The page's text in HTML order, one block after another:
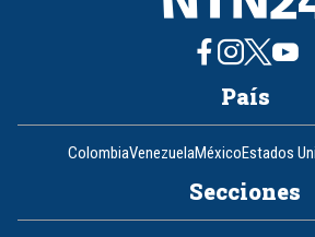
País
ColombiaVenezuelaMéxicoEstados
Secciones